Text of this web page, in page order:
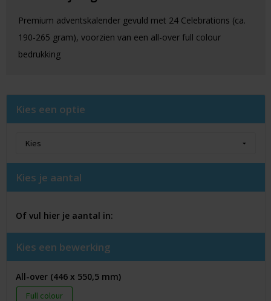
Premium adventskalender gevuld met 24 Celebrations (ca.
190-265 gram), voorzien van een all-over full colour
bedrukking
Kies een optie
Kies je aantal
Of vul hier je aantal in:
Kies een bewerking
All-over (446 x 550,5 mm)
Full colour